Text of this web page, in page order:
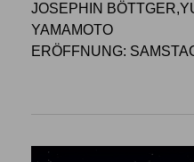
JOSEPHIN
YAMAMOTO
ERÖFFNUNG: